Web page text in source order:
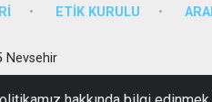
ETİK KURULU
Nevsehir